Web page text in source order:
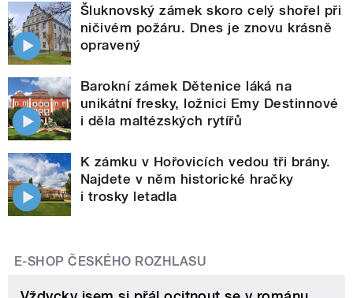
Šluknovský zámek skoro celý shořel při
ničivém požáru. Dnes je znovu krásně
opravený
Barokní zámek Dětenice láká na
unikátní fresky, ložnici Emy Destinnové
i děla maltézských rytířů
K zámku v Hořovicích vedou tři brány.
Najdete v něm historické hračky
i trosky letadla
E-SHOP ČESKÉHO ROZHLASU